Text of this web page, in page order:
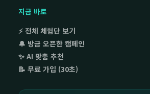
지금 바로
⚡ 전체 체험단 보기
🔔 방금 오픈한 캠페인
✨ AI 맞춤 추천
📝 무료 가입 (30초)